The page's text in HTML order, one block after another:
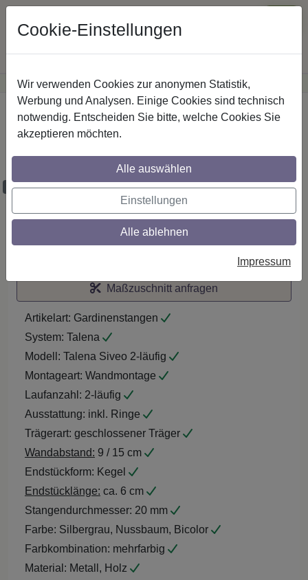
Günstige Versandkosteninnerhalb Österreichs· Sichere Zahlung
Startseite
Stilg. 20 mm 2-lfg. Talena Siveo 260 cm
Silbergrau/Nussbaum
Maßzuschnitt möglich
Maßzuschnitt anfragen
Artikelart: Gardinenstangen
System: Talena
Modell: Talena Siveo 2-läufig
Montageart: Wandmontage
Laufanzahl: 2-läufig
Ausstattung: inkl. Ringe
Trägerart: geschlossener Träger
Wandabstand: 9 / 15 cm
Endstückform: Kegel
Endstücklänge: ca. 6 cm
Stangendurchmesser: 20 mm
Farbe: Silbergrau, Nussbaum, Bicolor
Farbkombination: mehrfarbig
Material: Metall, Holz
Cookie-Einstellungen
Wir verwenden Cookies zur anonymen Statistik,
Werbung und Analysen. Einige Cookies sind technisch
notwendig. Entscheiden Sie bitte, welche Cookies Sie
akzeptieren möchten.
Alle auswählen
Einstellungen
Alle ablehnen
Impressum